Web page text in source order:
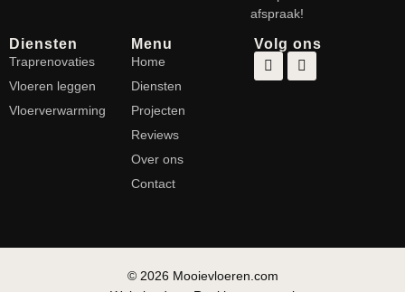
afspraak!
Diensten
Traprenovaties
Vloeren leggen
Vloerverwarming
Menu
Home
Diensten
Projecten
Reviews
Over ons
Contact
Volg ons
© 2026 Mooievloeren.com